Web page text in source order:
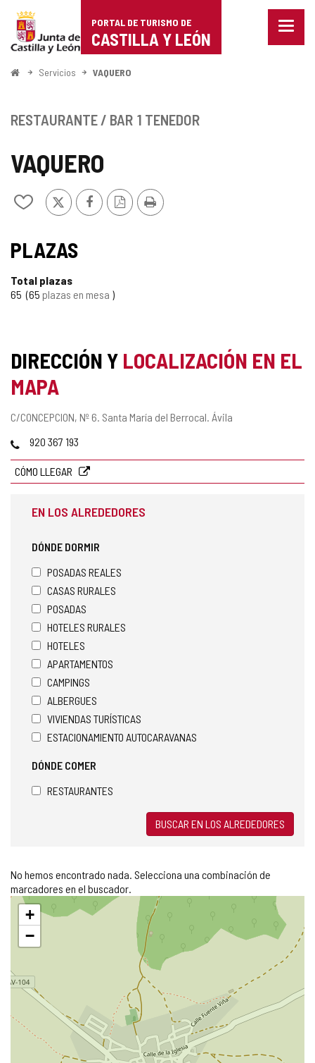
Portal
de
Turismo
Castilla
León
PORTAL DE TURISMO DE
CASTILLA Y LEÓN
Menu
InicioServicios VAQUERO
VAQUERO
Añadir/quitar
cuadernos
X FacebookVersión
PDF
Imprimir
RESTAURANTE / BAR 1 TENEDOR
PLAZAS
Total plazas
65 65 plazas en mesa
DIRECCIÓN Y LOCALIZACIÓN EN EL
MAPA
Dirección
C/CONCEPCION, Nº 6. Santa María del Berrocal. Ávila
Teléfonos
920 367 193
CÓMO LLEGAR
EN LOS ALREDEDORES
DÓNDE DORMIR
POSADAS REALES
CASAS RURALES
POSADAS
HOTELES RURALES
HOTELES
APARTAMENTOS
CAMPINGS
ALBERGUES
VIVIENDAS TURÍSTICAS
ESTACIONAMIENTO AUTOCARAVANAS
DÓNDE COMER
RESTAURANTES
BUSCAR EN LOS ALREDEDORES
No hemos encontrado nada. Selecciona una combinación de
marcadores en el buscador.
Saltar
mapa
+
−